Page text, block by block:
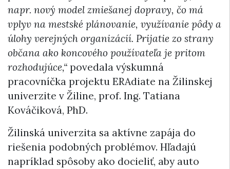
napr. nový model zmiešanej dopravy, čo má
vplyv na mestské plánovanie, využívanie pôdy a
úlohy verejných organizácií. Prijatie zo strany
občana ako koncového používateľa je pritom
rozhodujúce,“ povedala výskumná
pracovníčka projektu ERAdiate na Žilinskej
univerzite v Žiline, prof. Ing. Tatiana
Kováčiková, PhD.
Žilinská univerzita sa aktívne zapája do
riešenia podobných problémov. Hľadajú
napríklad spôsoby ako docieliť, aby auto